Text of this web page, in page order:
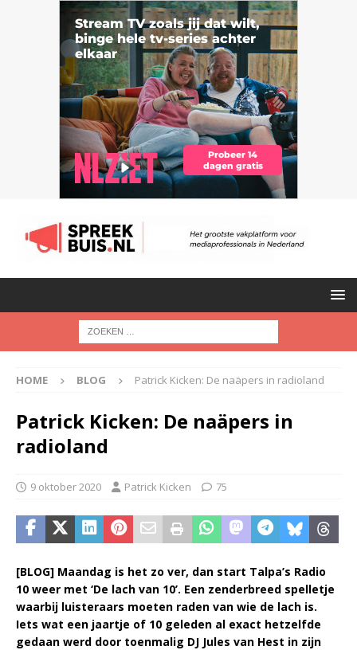
HOME BLOG Patrick Kicken: De naäpers in radioland
Patrick Kicken: De naäpers in
radioland
9 oktober 2020 Patrick Kicken 75
[BLOG] Maandag is het zo ver, dan start Talpa’s Radio
10 weer met ‘De lach van 10’. Een zenderbreed spelletje
waarbij luisteraars moeten raden van wie de lach is.
Iets wat een jaartje of 10 geleden al exact hetzelfde
gedaan werd door toenmalig DJ Jules van Hest in zijn